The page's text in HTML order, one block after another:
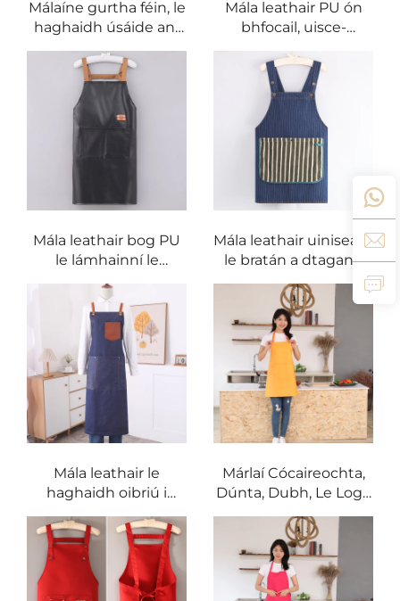
Málaíne gurtha féin, le
haghaidh úsáide an-
ghnóthach, déanta as
tásalón, leathchrois a
chosnaíonn ola, uisce
agus tine, le haghaidh
cistin agus bhaile, leis
an mbun a
fhreastalaítear go
héasca, le stíl na
mbaistí
Mála leathair PU ón
bhfocail, uisce-
díobhthach, iolrach,
do phicnic, do bhácús,
do bhainne, agus do
oibriú: mála leathair a
chosnaíonn ola
Mála leathair bog PU
le lámhainní le
haghaidh úsáide i
mbáis, i siopaí
fioraíochta, i siopaí
frisheoil, agus i siopaí
bárdanóirí; mála
leathair le haghaidh
glanadh agus úsáide i
mbácús
Mála leathair uiniseacs
le bratán a dtagann
ón mála, le poicéid
sláintiúla, le stíl
míniúil, le sreang
chuirteach ar an
mbaile, agus le dath
gorm leathair: mála
leathair do
bhardanóirí
Mála leathair le
haghaidh oibriú i
bparlóirí, i mbácús, i
gcócaireacht agus i
siopaí caife: mála leis
na poicéid éagsúla
agus le ceannach ar
Márlaí Cócaireochta,
Dúnta, Dubh, Le Loga
Saincheaptha,
Poliastar, Le Dá
Phocas